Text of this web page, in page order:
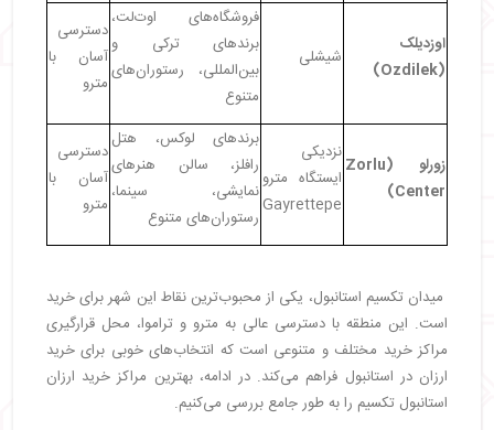
・مرکز خرید ترامپ تاورز
・
・نقشه و دسترسی آسان به مراکز خرید شیشلی استانبول
مراکز خرید خیابان استقلال استانبول
・
۱. مرکز خرید دمیرورن (Demiroren)؛ انتخابی سریع
۲. مرکز خرید کانیون (Kanyon)؛ تجربه‌ای مدرن در
خرید و غذا
بازار های سنتی استانبول
・بازار ادویه
・شنبه بازار بشیکتاش
・سه شنبه بازار کادیکوی
・تفاوت مراکز خرید اروپایی و آسیایی استانبول
・ موقعیت جغرافیایی
・ سبک محصولات
اوزدیلک
(Ozdilek)
شیشلی
فروشگاه‌های اوت‌لت،
برندهای ترکی و
بین‌المللی، رستوران‌های
متنوع
دسترسی
آسان با
مترو
زورلو
(Zorlu
Center)
نزدیکی
ایستگاه مترو
Gayrettepe
برندهای لوکس، هتل
رافلز، سالن هنرهای
نمایشی، سینما،
رستوران‌های متنوع
دسترسی
آسان با
مترو
میدان تکسیم استانبول، یکی از محبوب‌ترین نقاط این شهر برای خرید
است. این منطقه با دسترسی عالی به مترو و تراموا، محل قرارگیری
مراکز خرید مختلف و متنوعی است که انتخاب‌های خوبی برای خرید
ارزان در استانبول فراهم می‌کند. در ادامه، بهترین مراکز خرید ارزان
استانبول تکسیم را به طور جامع بررسی می‌کنیم.